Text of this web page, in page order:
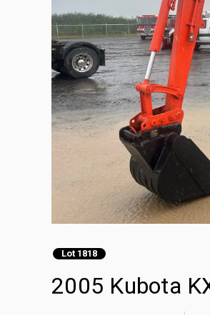
Lot 1818
2005 Kubota